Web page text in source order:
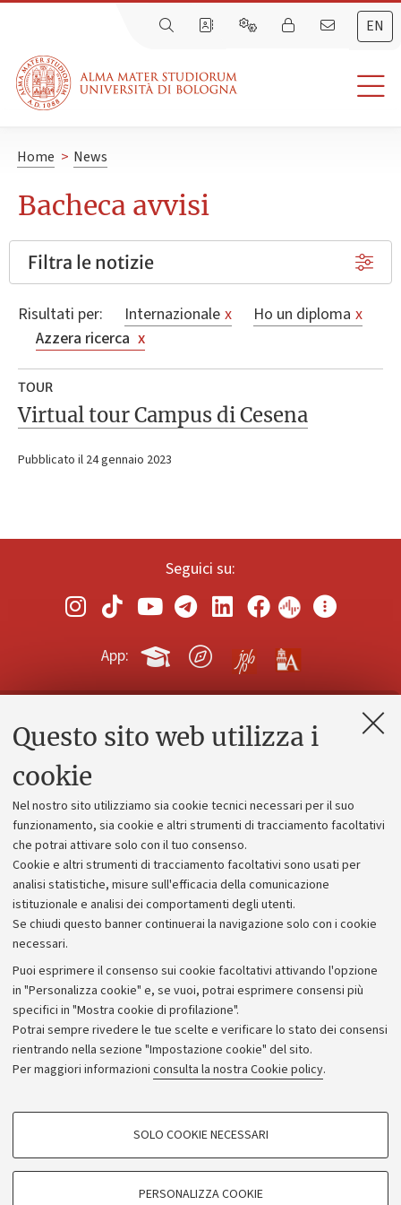
Questo sito web utilizza i
cookie
Nel nostro sito utilizziamo sia cookie tecnici necessari per il suo
funzionamento, sia cookie e altri strumenti di tracciamento facoltativi
che potrai attivare solo con il tuo consenso.
Cookie e altri strumenti di tracciamento facoltativi sono usati per
analisi statistiche, misure sull'efficacia della comunicazione
istituzionale e analisi dei comportamenti degli utenti.
Se chiudi questo banner continuerai la navigazione solo con i cookie
necessari.
Puoi esprimere il consenso sui cookie facoltativi attivando l'opzione
in "Personalizza cookie" e, se vuoi, potrai esprimere consensi più
specifici in "Mostra cookie di profilazione".
Potrai sempre rivedere le tue scelte e verificare lo stato dei consensi
rientrando nella sezione "Impostazione cookie" del sito.
Per maggiori informazioni consulta la nostra Cookie policy.
COOKIE DI PROFILAZIONE - FACOLTATIVI
SOLO COOKIE NECESSARI
PERSONALIZZA COOKIE
EN
Home > News
Bacheca avvisi
Filtra le notizie
Risultati per: Internazionale x Ho un diploma x
Azzera ricerca x
TOUR
Virtual tour Campus di Cesena
Pubblicato il 24 gennaio 2023
Seguici su:
App:
Contatti e PEC
Alumni community
Piano strategico
Bilanci
Donazioni e 5x1000
Bandi, gare e concorsi
Albo online
Amministrazione trasparente
Atti di notifica
Informazioni sul sito e accessibilità
Dichiarazione di accessibilità
Privacy e note legali
Impostazioni Cookie